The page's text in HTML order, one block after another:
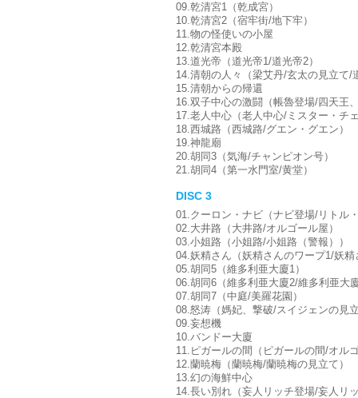
09.乾清宮1（乾成宮）
10.乾清宮2（宿牢街/地下牢）
11.物の怪使いの小屋
12.乾清宮本殿
13.道光帝（道光帝1/道光帝2）
14.清朝の人々（梁艾丹/玄太の見立て/
15.清朝からの帰還
16.双子中心の激闘（帳魯登場/四天王
17.老人中心（老人中心/ミスター・チ
18.西城路（西城路/グエン・グエン）
19.神龍廟
20.胡同3（気海/チャンピオン号）
21.胡同4（第一水門室/黄堂）
DISC 3
01.クーロン・ナビ（ナビ登場/リトル
02.大井路（大井路/オルゴール屋）
03.小姐路（小姐路/小姐路（警報））
04.妖精さん（妖精さんのワープ1/妖
05.胡同5（維多利亜大廈1）
06.胡同6（維多利亜大廈2/維多利亜大
07.胡同7（中庭/美羅花園）
08.怒涛（媽妃、撃破/スイジェンの見
09.妄想機
10.バンドー大廈
11.ピガールの間（ピガールの間/オル
12.蘭暁梅（蘭暁梅/蘭暁梅の見立て）
13.幻の海鮮中心
14.長い別れ（妄人リッチ登場/妄人リ